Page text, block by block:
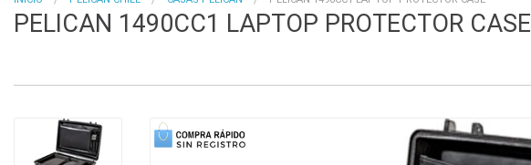
PELICAN 1490CC1 LAPTOP PROTECTOR CASE
1 of 4